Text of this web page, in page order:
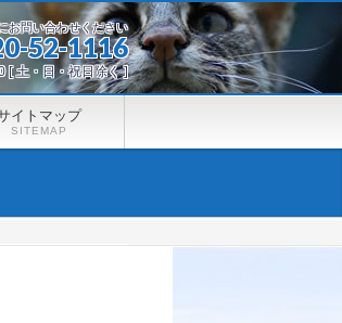
お問い合わせください
52-1116
[ 土・日・祝日除く ]
イトマップ
SITEMAP